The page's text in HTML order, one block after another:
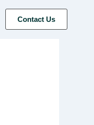
Contact Us